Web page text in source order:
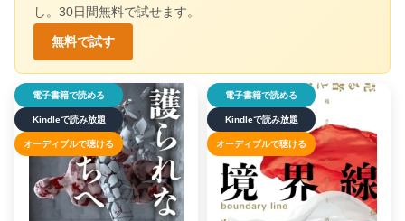
し。30日間無料で試せます。
無料で試す
電子書籍で読める
Kindleで読み放題
オーディブルで聴ける
電子書籍で読める
Kindleで読み放題
オーディブルで聴ける